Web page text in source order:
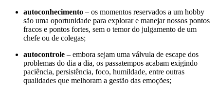
autoconhecimento – os momentos reservados a um hobby
são uma oportunidade para explorar e manejar nossos pontos
fracos e pontos fortes, sem o temor do julgamento de um
chefe ou de colegas;
autocontrole – embora sejam uma válvula de escape dos
problemas do dia a dia, os passatempos acabam exigindo
paciência, persistência, foco, humildade, entre outras
qualidades que melhoram a gestão das emoções;